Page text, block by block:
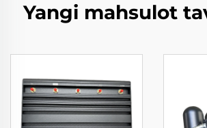
Yangi mahsulot